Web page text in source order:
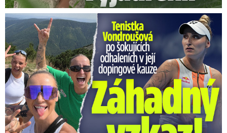
Vondroušová po šokujících odhaleních v kauze: Záhadný vzkaz!